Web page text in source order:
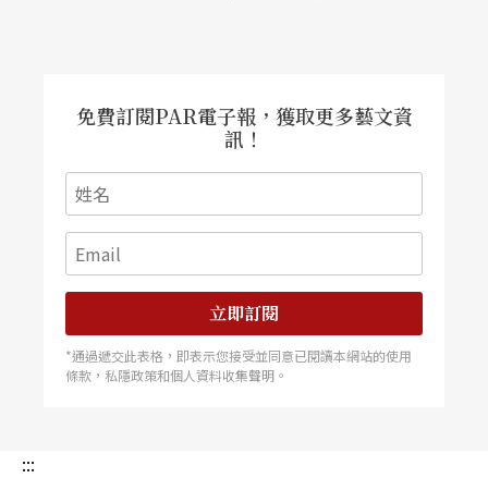
免費訂閱PAR電子報，獲取更多藝文資
訊！
立即訂閱
*通過遞交此表格，即表示您接受並同意已閱讀本網站的使用
條款，私隱政策和個人資料收集聲明。
:::